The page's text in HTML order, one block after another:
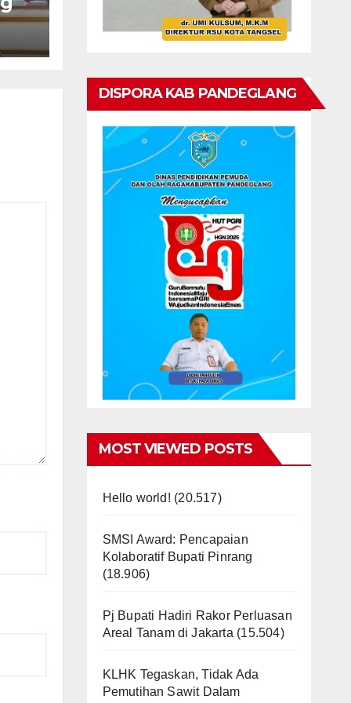
DISPORA KAB PANDEGLANG
MOST VIEWED POSTS
Hello world! (20.517)
SMSI Award: Pencapaian
Kolaboratif Bupati Pinrang
(18.906)
Pj Bupati Hadiri Rakor Perluasan
Areal Tanam di Jakarta (15.504)
KLHK Tegaskan, Tidak Ada
Pemutihan Sawit Dalam